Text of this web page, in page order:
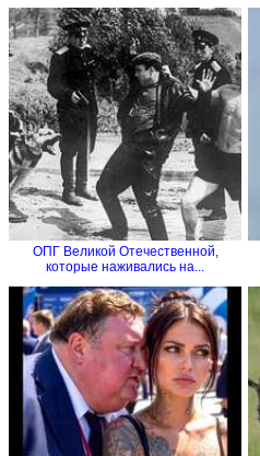
ОПГ Великой Отечественной,
которые наживались на...